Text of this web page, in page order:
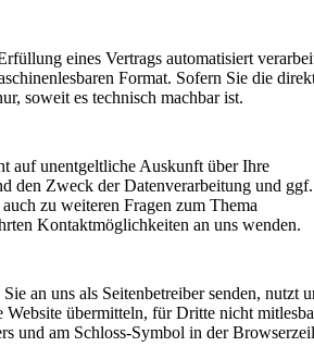
eines Vertrags automatisiert
Format. Sofern Sie die
soweit es technisch machbar ist.
auf unentgeltliche Auskunft über Ihre
den Zweck der Datenverarbeitung und
zu weiteren Fragen zum Thema
Kontaktmöglichkeiten an uns wenden.
an uns als Seitenbetreiber senden, nutzt
übermitteln, für Dritte nicht
und am Schloss-Symbol in der